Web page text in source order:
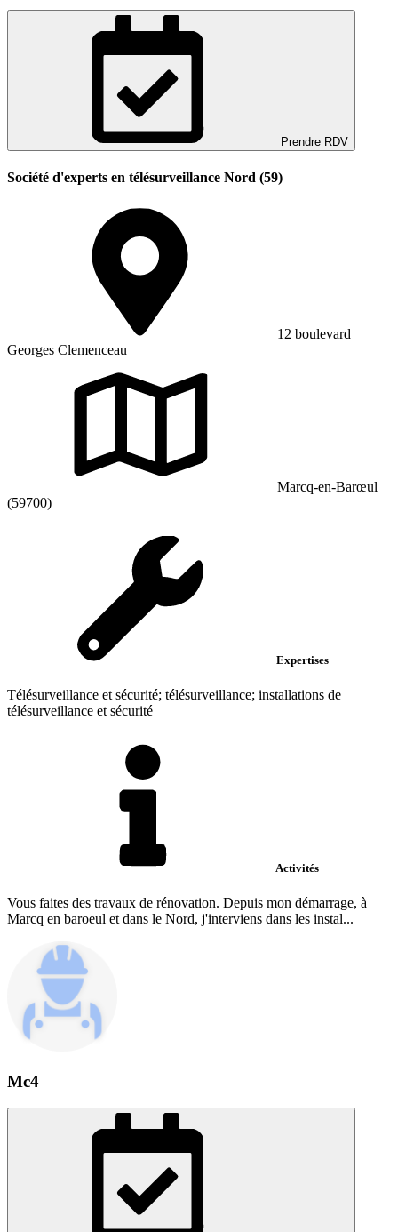
Prendre RDV
Société d'experts en télésurveillance Nord (59)
12 boulevard
Georges Clemenceau
Marcq-en-Barœul
(59700)
Expertises
Télésurveillance et sécurité; télésurveillance; installations de
télésurveillance et sécurité
Activités
Vous faites des travaux de rénovation. Depuis mon démarrage, à
Marcq en baroeul et dans le Nord, j'interviens dans les instal...
Mc4